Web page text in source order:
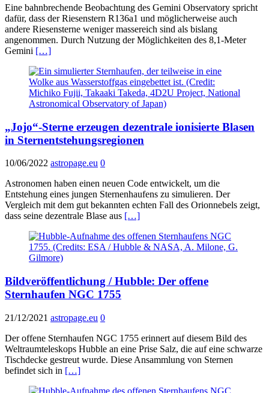
Eine bahnbrechende Beobachtung des Gemini Observatory spricht
dafür, dass der Riesenstern R136a1 und möglicherweise auch
andere Riesensterne weniger massereich sind als bislang
angenommen. Durch Nutzung der Möglichkeiten des 8,1-Meter
Gemini […]
„Jojo“-Sterne erzeugen dezentrale ionisierte Blasen
in Sternentstehungsregionen
10/06/2022 astropage.eu 0
Astronomen haben einen neuen Code entwickelt, um die
Entstehung eines jungen Sternenhaufens zu simulieren. Der
Vergleich mit dem gut bekannten echten Fall des Orionnebels zeigt,
dass seine dezentrale Blase aus […]
Bildveröffentlichung / Hubble: Der offene
Sternhaufen NGC 1755
21/12/2021 astropage.eu 0
Der offene Sternhaufen NGC 1755 erinnert auf diesem Bild des
Weltraumteleskops Hubble an eine Prise Salz, die auf eine schwarze
Tischdecke gestreut wurde. Diese Ansammlung von Sternen
befindet sich in […]